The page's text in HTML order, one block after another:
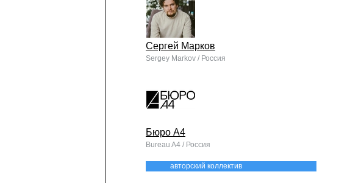
Сергей Марков
Sergey Markov / Россия
Бюро А4
Bureau A4 / Россия
авторский коллектив